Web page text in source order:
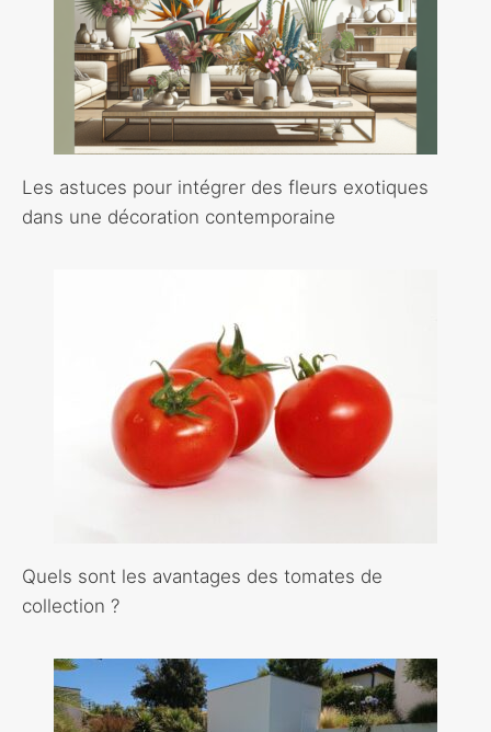
Les astuces pour intégrer des fleurs exotiques
dans une décoration contemporaine
Quels sont les avantages des tomates de
collection ?